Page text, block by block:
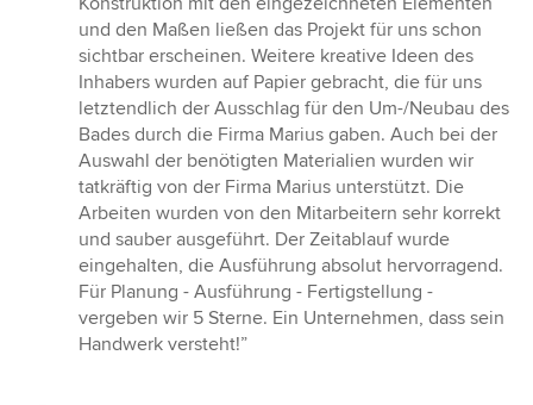
und den Maßen ließen das Projekt für uns schon
sichtbar erscheinen. Weitere kreative Ideen des
Inhabers wurden auf Papier gebracht, die für uns
letztendlich der Ausschlag für den Um-/Neubau des
Bades durch die Firma Marius gaben. Auch bei der
Auswahl der benötigten Materialien wurden wir
tatkräftig von der Firma Marius unterstützt. Die
Arbeiten wurden von den Mitarbeitern sehr korrekt
und sauber ausgeführt. Der Zeitablauf wurde
eingehalten, die Ausführung absolut hervorragend.
Für Planung - Ausführung - Fertigstellung -
vergeben wir 5 Sterne. Ein Unternehmen, dass sein
Handwerk versteht!”